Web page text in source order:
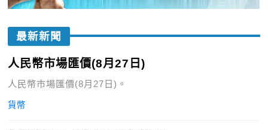
最新新聞
人民幣市場匯價(8月27日)
人民幣市場匯價(8月27日)。
貨幣